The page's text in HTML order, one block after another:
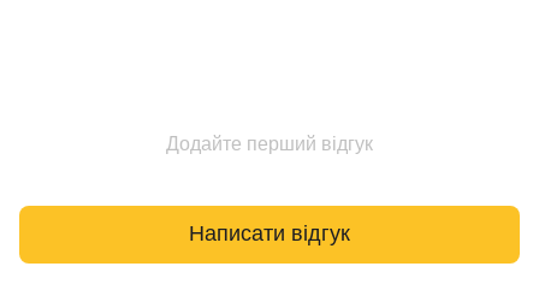
Додайте перший відгук
Написати відгук